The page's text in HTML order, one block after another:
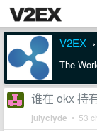
V2EX ›
The
谁在 okx 持
julyclyde • 53